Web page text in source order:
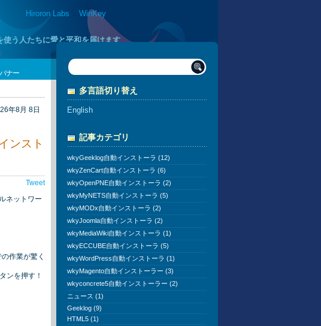
Hiroron Labs :: WinKey
う人たちに愛と平和を届けます
バナー
年8月 8日
ンスト
Tweet
ネットワー
作業が驚く
ンを押す！
多言語切り替え
English
記事カテゴリ
wkyGeeklog自動インストーラ (12)
wkyZenCart自動インストーラ (6)
wkyOpenPNE自動インストーラ (2)
wkyMyNETS自動インストーラ (5)
wkyMODx自動インストーラ (2)
wkyJoomla自動インストーラ (2)
wkyMediaWiki自動インストーラ (1)
wkyECCUBE自動インストーラ (5)
wkyWordPress自動インストーラ (1)
wkyMagento自動インストーラー (3)
wkyconcrete5自動インストーラー (2)
ニュース (1)
Geeklog (9)
HTML5 (1)